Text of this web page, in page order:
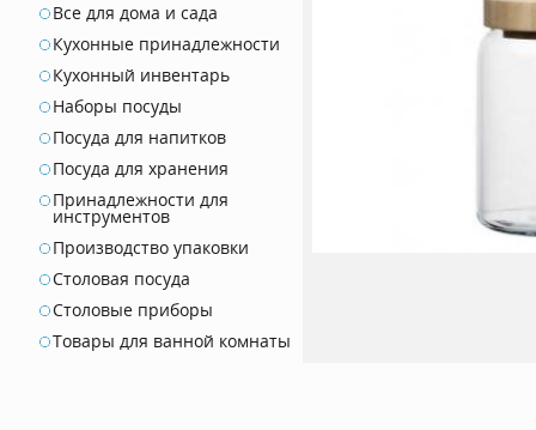
Все для дома и сада
Кухонные принадлежности
Кухонный инвентарь
Наборы посуды
Посуда для напитков
Посуда для хранения
Принадлежности для
инструментов
Производство упаковки
Столовая посуда
Столовые приборы
Товары для ванной комнаты